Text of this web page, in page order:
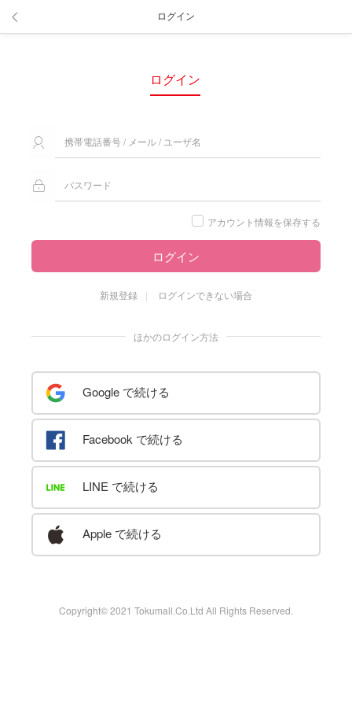
ログイン
ログイン
アカウント情報を保存する
ログイン
新規登録 ログインできない場合
ほかのログイン方法
Google で続ける
Facebook で続ける
LINE で続ける
Apple で続ける
Copyright© 2021 Tokumall.Co.Ltd All Rights Reserved.